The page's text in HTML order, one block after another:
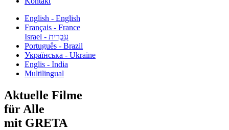
English - English
Français - France
עִבְרִית - Israel
Português - Brazil
Українська - Ukraine
Englis - India
Multilingual
Aktuelle Filme
für Alle
mit GRETA